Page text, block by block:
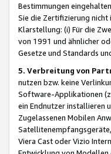
Bestimmungen
Sie die Zertifizierung nicht
Klarstellung: (i) Für die
von 1991 und ähnlicher
Gesetze und Standards
5. Verbreitung von
nutzen bzw. keine
Software-Applikationen
ein Endnutzer installieren
Zugelassenen Mobilen
Viera Cast oder Vizio